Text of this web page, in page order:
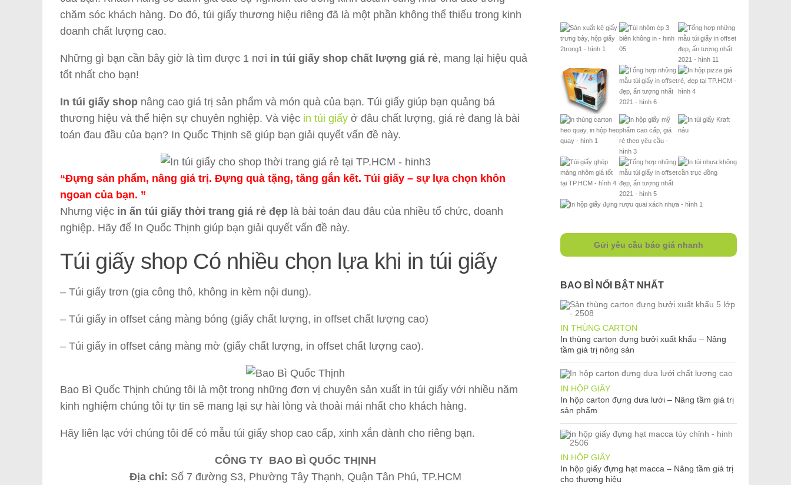
chăm sóc khách hàng. Do đó, túi giấy thương hiệu riêng đã là một phần không thể thiếu trong kinh
doanh chất lượng cao.
Những gì bạn cần bây giờ là tìm được 1 nơi in túi giấy shop chất lượng giá rẻ, mang lại hiệu quả
tốt nhất cho bạn!
In túi giấy shop nâng cao giá trị sản phẩm và món quà của bạn. Túi giấy giúp bạn quảng bá
thương hiệu và thể hiện sự chuyên nghiệp. Và việc in túi giấy ở đâu chất lượng, giá rẻ đang là bài
toán đau đầu của bạn? In Quốc Thịnh sẽ giúp bạn giải quyết vấn đề này.
“Đựng sản phẩm, nâng giá trị. Đựng quà tặng, tăng gắn kết. Túi giấy – sự lựa chọn khôn
ngoan của bạn. ”
Nhưng việc in ấn túi giấy thời trang giá rẻ đẹp là bài toán đau đâu của nhiều tổ chức, doanh
nghiệp. Hãy để In Quốc Thịnh giúp bạn giải quyết vấn đề này.
Túi giấy shop Có nhiều chọn lựa khi in túi giấy
– Túi giấy trơn (gia công thô, không in kèm nội dung).
– Túi giấy in offset cáng màng bóng (giấy chất lượng, in offset chất lượng cao)
– Túi giấy in offset cáng màng mờ (giấy chất lượng, in offset chất lượng cao).
Bao Bì Quốc Thịnh chúng tôi là một trong những đơn vị chuyên sản xuất in túi giấy với nhiều năm
kinh nghiệm chúng tôi tự tin sẽ mang lại sự hài lòng và thoải mái nhất cho khách hàng.
Hãy liên lạc với chúng tôi để có mẫu túi giấy shop cao cấp, xinh xắn dành cho riêng bạn.
CÔNG TY BAO BÌ QUỐC THỊNH
Địa chỉ: Số 7 đường S3, Phường Tây Thạnh, Quận Tân Phú, TP.HCM
Gửi yêu cầu báo giá nhanh
BAO BÌ NỔI BẬT NHẤT
IN THÙNG CARTON
In thùng carton đựng bưởi xuất khẩu – Nâng
tầm giá trị nông sản
IN HỘP GIẤY
In hộp carton đựng dưa lưới – Nâng tầm giá trị
sản phẩm
IN HỘP GIẤY
In hộp giấy đựng hạt macca – Nâng tầm giá trị
cho thương hiệu